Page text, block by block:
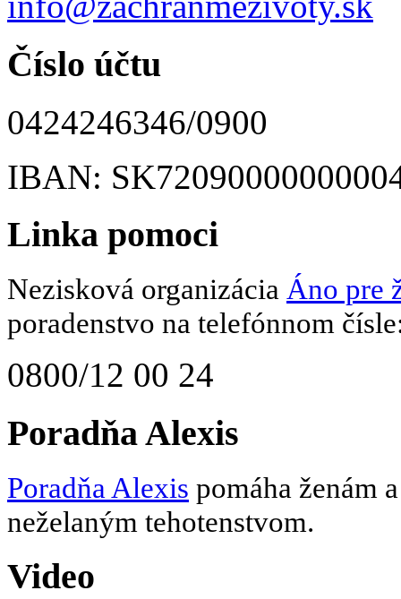
Číslo účtu
0424246346/0900
IBAN:
Linka pomoci
Nezisková organizácia Áno pre
poradenstvo na telefónnom
0800/12 00 24
Poradňa Alexis
Poradňa Alexis pomáha ženám
neželaným tehotenstvom.
Video